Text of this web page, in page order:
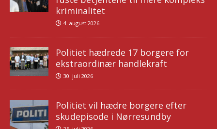
kriminalitet
4. august 2026
Politiet hædrede 17 borgere for
ekstraordinær handlekraft
30. juli 2026
Politiet vil hædre borgere efter
skudepisode i Nørresundby